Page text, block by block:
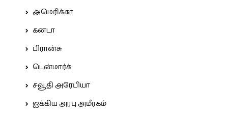
அமெரிக்கா
கனடா
பிரான்சு
டென்மார்க்
சவூதி அரேபியா
ஐக்கிய அரபு அமீரகம்